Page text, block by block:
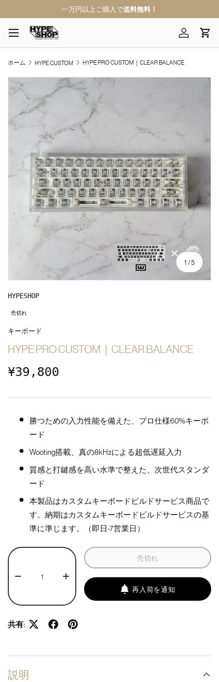
コンテンツへスキップ
一万円以上ご購入で送料無料！
ログインカ
メニュー
ホーム HYPE CUSTOM HYPE PRO CUSTOM｜CLEAR BALANCE
商品情報にスキップ
1/の
5
HYPESHOP
売切れ
キーボード
HYPE PRO CUSTOM｜CLEAR BALANCE
定価
¥39,800
勝つための入力性能を備えた、プロ仕様60%キーボ
ード
Wooting搭載、真の8kHzによる超低遅延入力
質感と打鍵感を高い水準で整えた、次世代スタンダ
ード
本製品はカスタムキーボードビルドサービス商品で
す。納期はカスタムキーボードビルドサービスの基
準に準じます。（即日-7営業日）
数量
数量を減らす 数量を増やす
売切れ
再入荷を通知
共有:
説明